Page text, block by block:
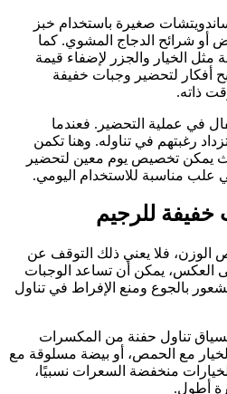
صغيرة باستخدام خبز
أو شرائح الدجاج المشوي. كما
مثل الخيار والجزر لإضفاء قيمة
أفكار لتحضير وجبات خفيفة
ذاته.
في عملية التحضير. فعندما
رغبتهم في تناوله. وهنا تكمن
يمكن تخصيص يوم معين لتحضير
علب مناسبة للاستخدام اليومي.
خفيفة للرجيم
الوزن، فلا يعني ذلك التوقف عن
العكس، يمكن أن تساعد الوجبات
بالجوع ومنع الإفراط في تناول
تناول حفنة من المكسرات
الخيار مع الحمص، أو بيضة مسلوقة مع
منخفضة السعرات نسبيًا،
أطول.